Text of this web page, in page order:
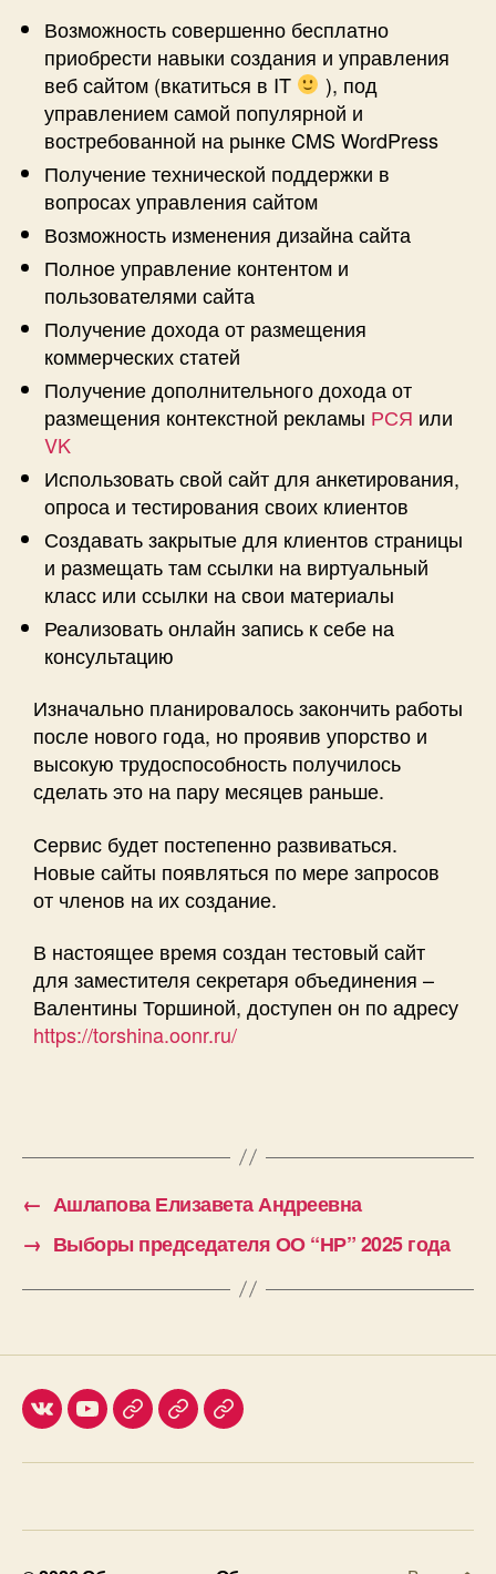
Возможность совершенно бесплатно
приобрести навыки создания и управления
веб сайтом (вкатиться в IT
), под
управлением самой популярной и
востребованной на рынке CMS WordPress
Получение технической поддержки в
вопросах управления сайтом
Возможность изменения дизайна сайта
Полное управление контентом и
пользователями сайта
Получение дохода от размещения
коммерческих статей
Получение дополнительного дохода от
размещения контекстной рекламы РСЯ или
VK
Использовать свой сайт для анкетирования,
опроса и тестирования своих клиентов
Создавать закрытые для клиентов страницы
и размещать там ссылки на виртуальный
класс или ссылки на свои материалы
Реализовать онлайн запись к себе на
консультацию
Изначально планировалось закончить работы
после нового года, но проявив упорство и
высокую трудоспособность получилось
сделать это на пару месяцев раньше.
Сервис будет постепенно развиваться.
Новые сайты появляться по мере запросов
от членов на их создание.
В настоящее время создан тестовый сайт
для заместителя секретаря объединения –
Валентины Торшиной, доступен он по адресу
https://torshina.oonr.ru/
← Ашлапова Елизавета Андреевна
→ Выборы председателя ОО “НР” 2025 года
Мы Мы НашМедиа
ФнР